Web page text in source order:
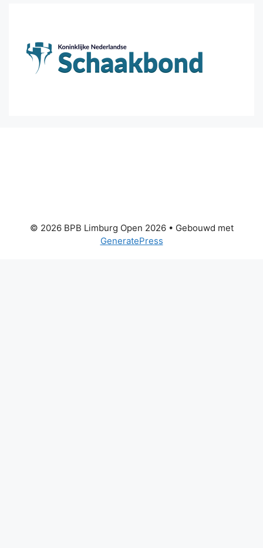
© 2026 BPB Limburg Open 2026• Gebouwd met
GeneratePress